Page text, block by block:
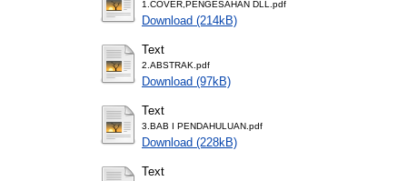
1.COVER,PENGESAHAN DLL.pdf
Download (214kB)
Text
2.ABSTRAK.pdf
Download (97kB)
Text
3.BAB I PENDAHULUAN.pdf
Download (228kB)
Text